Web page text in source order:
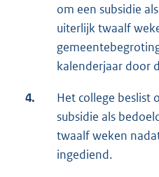
om een subsidie
uiterlijk twaalf
kalenderjaar door
4.
Het college beslist
subsidie als
twaalf weken
ingediend.